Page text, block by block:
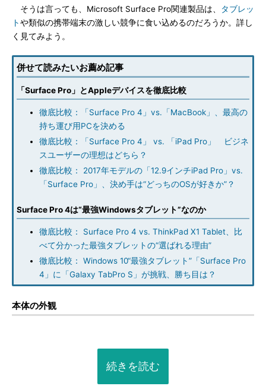
そうは言っても、Microsoft Surface Pro関連製品は、
タブレッ
トや類似の携帯端末の激しい競争に食い込めるのだろうか。詳し
く見てみよう。
併せて読みたいお薦め記事
「Surface Pro」とAppleデバイスを徹底比較
徹底比較：「Surface Pro 4」vs.「MacBook」、最高の
持ち運び用PCを決める
徹底比較：「Surface Pro 4」 vs. 「iPad Pro」 ビジネ
スユーザーの理想はどちら？
徹底比較： 2017年モデルの「12.9インチiPad Pro」vs.
「Surface Pro」、決め手は“どっちのOSが好きか”？
Surface Pro 4は“最強Windowsタブレット”なのか
徹底比較： Surface Pro 4 vs. ThinkPad X1 Tablet、比
べて分かった最強タブレットの“選ばれる理由”
徹底比較： Windows 10“最強タブレット”「Surface Pro
4」に「Galaxy TabPro S」が挑戦、勝ち目は？
本体の外観
続きを読む